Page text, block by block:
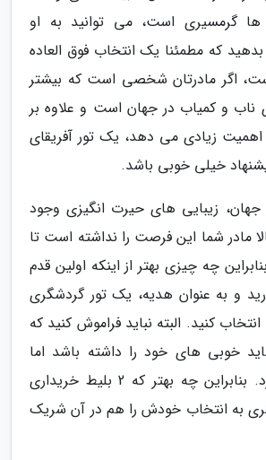
گرمسیری است، می توانید به او
بدهید که مطمئنا یک انتخاب فوق العاده
اگر مادرتان شخصی است که بیشتر
ناب و کمیاب در جهان است و علاوه بر
زیادی می دهد، یک تور آفریقای
خیلی خوبی باشد.
زیبایی های حیرت انگیزی وجود
مادر شما این فرصت را نداشته است تا
چه چیزی بهتر از اینکه اولین قدم
و به عنوان هدیه، یک تور گردشگری
کنید. البته نباید فراموش کنید که
خوبی های خود را داشته باشد اما
خیلی مزه ای ندارد. بنابراین چه بهتر که 2 بلیط خریداری
به انتخاب خودش را هم در آن شریک